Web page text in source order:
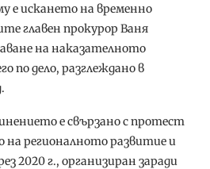
е искането на временно
главен прокурор Ваня
на наказателното
по дело, разглеждано в
е свързано с протест
регионалното развитие и
2020 г., организиран заради